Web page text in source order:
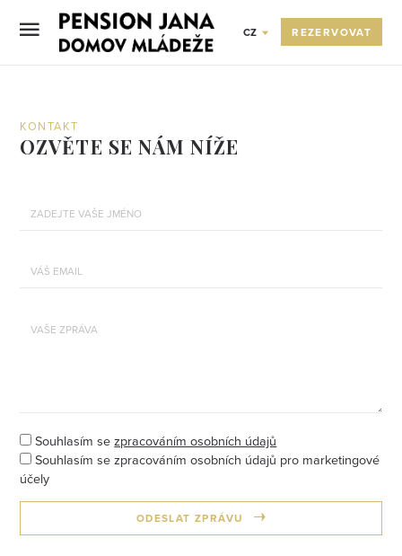
CZ REZERVOVAT
KONTAKT
OZVĚTE SE NÁM NÍŽE
Souhlasím sezpracováním osobních údajů
Souhlasím se zpracováním osobních údajů pro marketingové
účely
ODESLAT ZPRÁVU